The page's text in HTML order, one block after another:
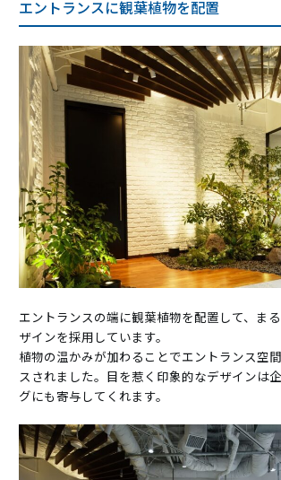
エントランスに観葉植物を配置
エントランスの端に観葉植物を配置して、ま
ザインを採用しています。
植物の温かみが加わることでエントランス空
スされました。目を惹く印象的なデザインは
グにも寄与してくれます。